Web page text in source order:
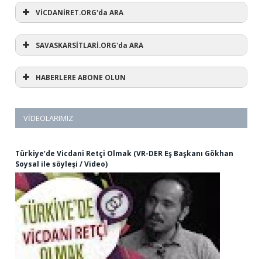
VİCDANİRET.ORG'da ARA
SAVASKARSİTLARİ.ORG'da ARA
HABERLERE ABONE OLUN
VIDEOLARIMIZ
Türkiye’de Vicdani Retçi Olmak (VR-DER Eş Başkanı Gökhan
Soysal ile söyleşi / Video)